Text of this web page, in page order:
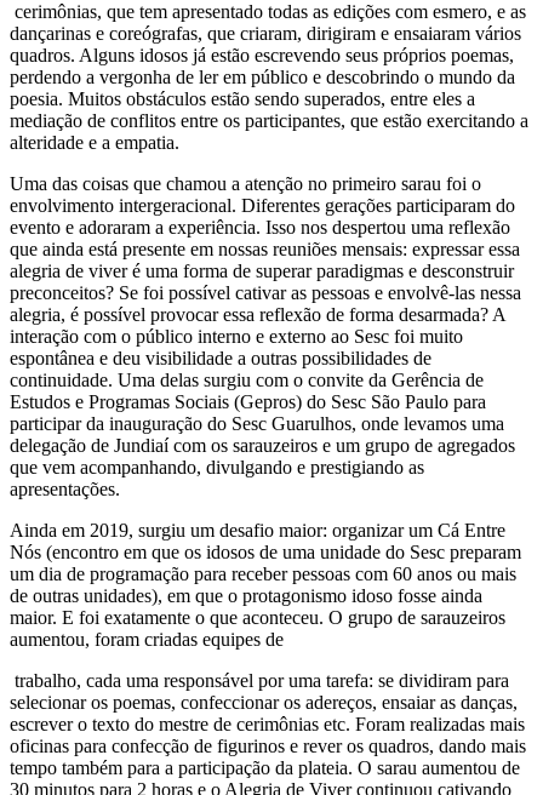
cerimônias, que tem apresentado todas as edições com esmero, e as
dançarinas e coreógrafas, que criaram, dirigiram e ensaiaram vários
quadros. Alguns idosos já estão escrevendo seus próprios poemas,
perdendo a vergonha de ler em público e descobrindo o mundo da
poesia. Muitos obstáculos estão sendo superados, entre eles a
mediação de conflitos entre os participantes, que estão exercitando a
alteridade e a empatia.
Uma das coisas que chamou a atenção no primeiro sarau foi o
envolvimento intergeracional. Diferentes gerações participaram do
evento e adoraram a experiência. Isso nos despertou uma reflexão
que ainda está presente em nossas reuniões mensais: expressar essa
alegria de viver é uma forma de superar paradigmas e desconstruir
preconceitos? Se foi possível cativar as pessoas e envolvê-las nessa
alegria, é possível provocar essa reflexão de forma desarmada? A
interação com o público interno e externo ao Sesc foi muito
espontânea e deu visibilidade a outras possibilidades de
continuidade. Uma delas surgiu com o convite da Gerência de
Estudos e Programas Sociais (Gepros) do Sesc São Paulo para
participar da inauguração do Sesc Guarulhos, onde levamos uma
delegação de Jundiaí com os sarauzeiros e um grupo de agregados
que vem acompanhando, divulgando e prestigiando as
apresentações.
Ainda em 2019, surgiu um desafio maior: organizar um Cá Entre
Nós (encontro em que os idosos de uma unidade do Sesc preparam
um dia de programação para receber pessoas com 60 anos ou mais
de outras unidades), em que o protagonismo idoso fosse ainda
maior. E foi exatamente o que aconteceu. O grupo de sarauzeiros
aumentou, foram criadas equipes de
trabalho, cada uma responsável por uma tarefa: se dividiram para
selecionar os poemas, confeccionar os adereços, ensaiar as danças,
escrever o texto do mestre de cerimônias etc. Foram realizadas mais
oficinas para confecção de figurinos e rever os quadros, dando mais
tempo também para a participação da plateia. O sarau aumentou de
30 minutos para 2 horas e o Alegria de Viver continuou cativando